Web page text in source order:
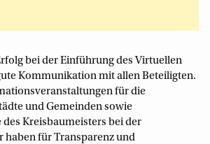
bei der Einführung des Virtuellen
Kommunikation mit allen Beteiligten.
für die
und Gemeinden sowie
des Kreisbaumeisters bei der
haben für Transparenz und